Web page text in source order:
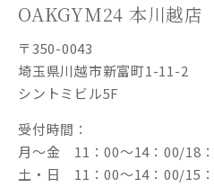
OAKGYM24 本川越店
〒350-0043
埼玉県川越市新富町1-11-2
シントミビル5F
受付時間：
月～金 11：00～14：00/18
土・日 11：00～14：00/15